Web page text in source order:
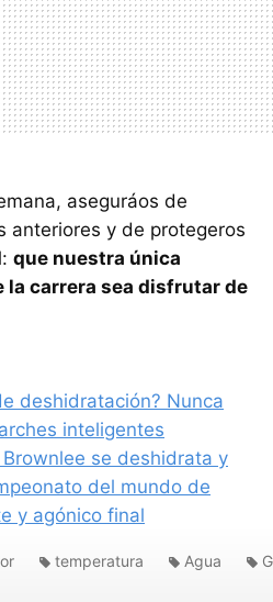
aseguráos de
anteriores y de protegeros
que nuestra única
la carrera sea disfrutar de
deshidratación? Nunca
inteligentes
se deshidrata y
del mundo de
y agónico final
temperatura Agua